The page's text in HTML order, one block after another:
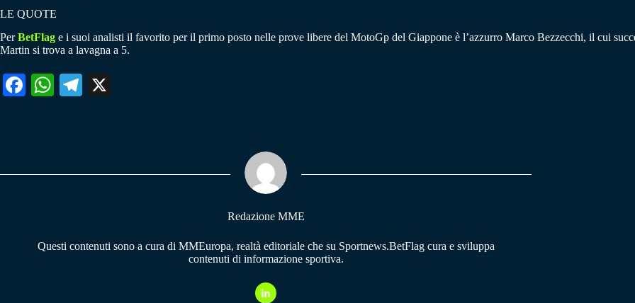
LE QUOTE
PerBetFlag e i suoi analisti il favorito per il primo posto nelle prove libere del MotoGp del Giappone è l’azzurro Marco Bezzecchi, il cui
Martin si trova a lavagna a 5.
Fa W
pp
Te
m
Redazione MME
Questi contenuti sono a cura di MMEuropa, realtà editoriale che su Sportnews.BetFlag cura e sviluppa
contenuti di informazione sportiva.